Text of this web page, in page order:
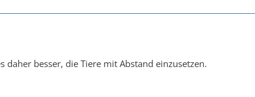
daher besser, die Tiere mit Abstand einzusetzen.